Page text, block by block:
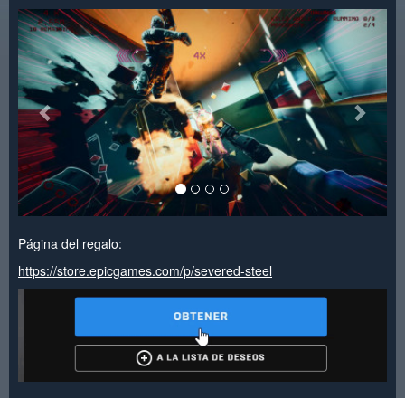
< >
Página del regalo:
https://store.epicgames.com/p/severed-steel